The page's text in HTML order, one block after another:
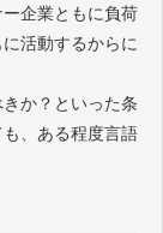
企業ともに負荷
活動するからに
か？といった条
、ある程度言語